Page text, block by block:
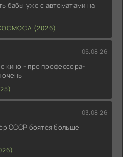
бабы уже с автоматами на
(2026)
05.08.26
кино - про профессора-
очень
03.08.26
СССР боятся больше